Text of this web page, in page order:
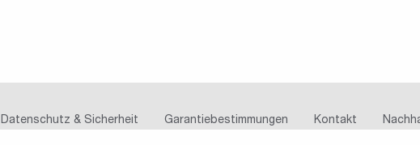
Datenschutz & Sicherheit Garantiebestimmungen Kontakt